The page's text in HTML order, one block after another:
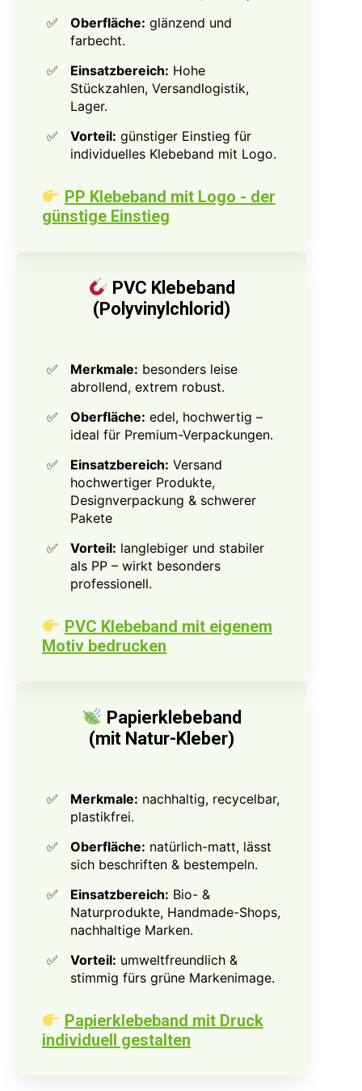
Oberfläche: glänzend und
farbecht.
Einsatzbereich: Hohe
Stückzahlen, Versandlogistik,
Lager.
Vorteil: günstiger Einstieg für
individuelles Klebeband mit Logo.
PP Klebeband mit Logo - der
günstige Einstieg
PVC Klebeband
(Polyvinylchlorid)
Merkmale: besonders leise
abrollend, extrem robust.
Oberfläche: edel, hochwertig –
ideal für Premium-Verpackungen.
Einsatzbereich: Versand
hochwertiger Produkte,
Designverpackung & schwerer
Pakete
Vorteil: langlebiger und stabiler
als PP – wirkt besonders
professionell.
PVC Klebeband mit eigenem
Motiv bedrucken
Papierklebeband
(mit Natur-Kleber)
Merkmale: nachhaltig, recycelbar,
plastikfrei.
Oberfläche: natürlich-matt, lässt
sich beschriften & bestempeln.
Einsatzbereich: Bio- &
Naturprodukte, Handmade-Shops,
nachhaltige Marken.
Vorteil: umweltfreundlich &
stimmig fürs grüne Markenimage.
Papierklebeband mit Druck
individuell gestalten